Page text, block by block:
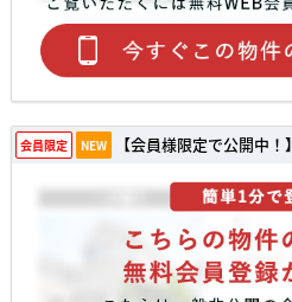
会員限定 NEW 【会員様限定で公開中！】